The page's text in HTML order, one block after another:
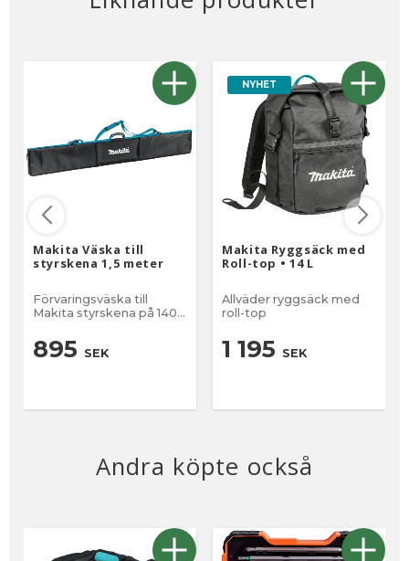
Makita Väska till
styrskena 1,5 meter
Förvaringsväska till
Makita styrskena på 1400
895 SEK
NYHET
Makita Ryggsäck med
Roll-top • 14 L
Allväder ryggsäck med
roll-top
1 195 SEK
Andra köpte också